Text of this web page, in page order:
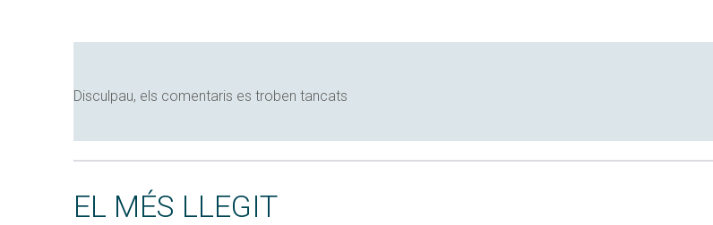
Disculpau, els comentaris es troben tancats
EL MÉS LLEGIT